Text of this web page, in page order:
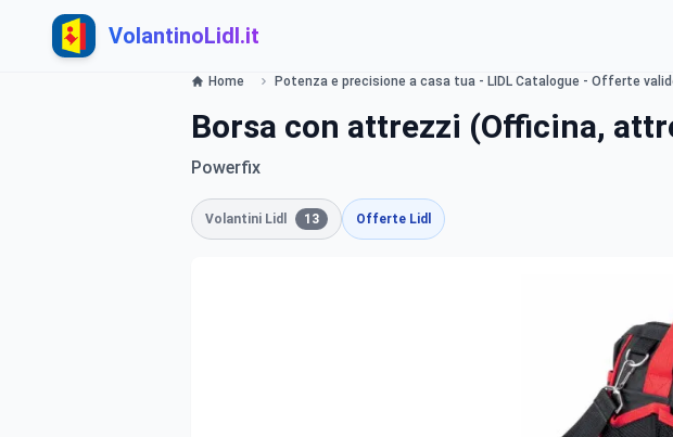
VolantinoLidl.it
Home Potenza e precisione a casa tua - LIDL Catalogue - Offerte
Borsa con attrezzi (Officina,
Powerfix
Volantini Lidl 13 Offerte Lidl